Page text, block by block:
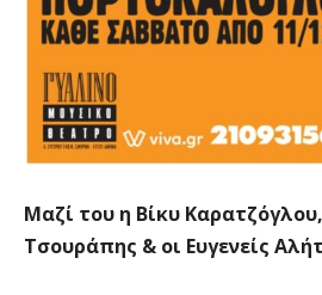
Μαζί του η Βίκυ
Τσουράπης & οι Ευγενείς